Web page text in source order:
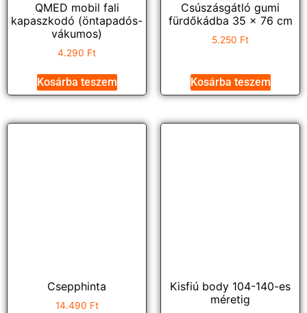
QMED mobil fali
kapaszkodó (öntapadós-
vákumos)
4.290 Ft
Kosárba teszem
Csúszásgátló gumi
fürdőkádba 35 x 76 cm
5.250 Ft
Kosárba teszem
Csepphinta
14.490 Ft
Kisfiú body 104-140-es
méretig